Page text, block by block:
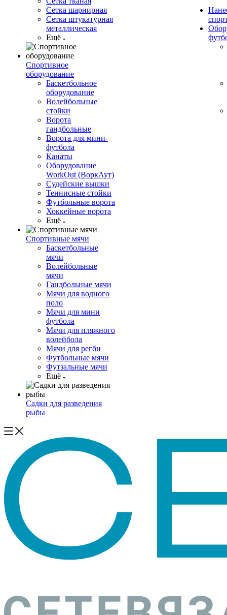
Сетка шарнирная
Сетка штукатурная
металлическая
Ещё
Спортивное
оборудование
Баскетбольное
оборудование
Волейбольные
стойки
Ворота
гандбольные
Ворота для мини-
футбола
Канаты
Оборудование
WorkOut (ВоркАут)
Судейские вышки
Теннисные стойки
Футбольные ворота
Хоккейные ворота
Ещё
Спортивные мячи
Баскетбольные
мячи
Волейбольные
мячи
Гандбольные мячи
Мячи для водного
поло
Мячи для мини
футбола
Мячи для пляжного
волейбола
Мячи для регби
Футбольные мячи
Футзальные мячи
Ещё
Садки для разведения
рыбы